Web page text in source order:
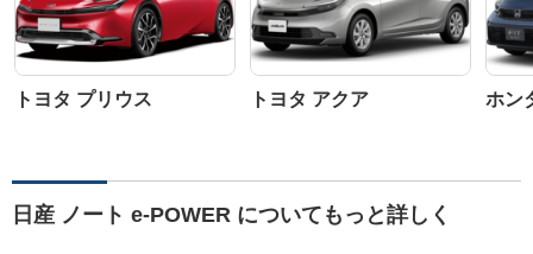
トヨタ プリウス トヨタ アクア ホン
日産 ノート e-POWER についてもっと詳しく